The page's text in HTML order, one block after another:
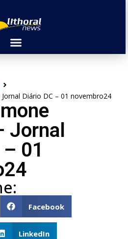
Diário DC – 01 novembro24
Jornal
01
Facebook
LinkedIn